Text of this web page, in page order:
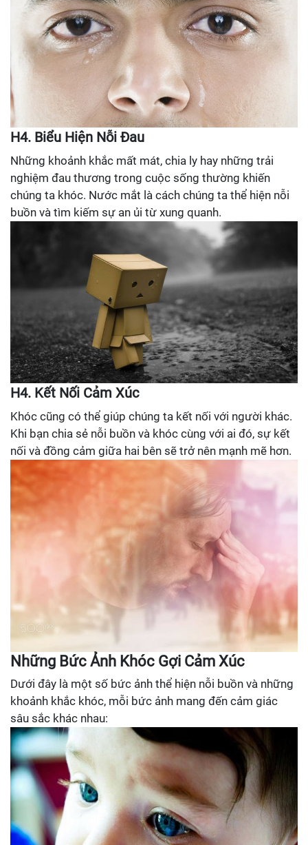
H4. Biểu Hiện Nỗi Đau
Những khoảnh khắc mất mát, chia ly hay những trải
nghiệm đau thương trong cuộc sống thường khiến
chúng ta khóc. Nước mắt là cách chúng ta thể hiện nỗi
buồn và tìm kiếm sự an ủi từ xung quanh.
H4. Kết Nối Cảm Xúc
Khóc cũng có thể giúp chúng ta kết nối với người khác.
Khi bạn chia sẻ nỗi buồn và khóc cùng với ai đó, sự kết
nối và đồng cảm giữa hai bên sẽ trở nên mạnh mẽ hơn.
Những Bức Ảnh Khóc Gợi Cảm Xúc
Dưới đây là một số bức ảnh thể hiện nỗi buồn và những
khoảnh khắc khóc, mỗi bức ảnh mang đến cảm giác
sâu sắc khác nhau: